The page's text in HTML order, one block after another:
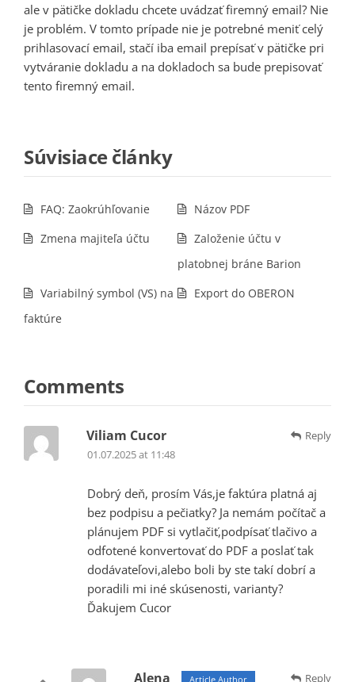
ale v pätičke dokladu chcete uvádzať firemný email? Nie
je problém. V tomto prípade nie je potrebné meniť celý
prihlasovací email, stačí iba email prepísať v pätičke pri
vytváranie dokladu a na dokladoch sa bude prepisovať
tento firemný email.
Súvisiace články
FAQ: Zaokrúhľovanie
Názov PDF
Zmena majiteľa účtu
Založenie účtu v
platobnej bráne Barion
Variabilný symbol (VS) na
faktúre
Export do OBERON
Comments
Reply
Viliam Cucor
01.07.2025 at 11:48
Dobrý deň, prosím Vás,je faktúra platná aj
bez podpisu a pečiatky? Ja nemám počítač a
plánujem PDF si vytlačiť,podpísať tlačivo a
odfotené konvertovať do PDF a poslať tak
dodávateľovi,alebo boli by ste takí dobrí a
poradili mi iné skúsenosti, varianty?
Ďakujem Cucor
Reply
Alena Article Author